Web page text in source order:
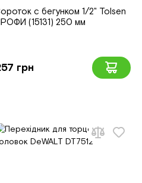
с бегунком 1/2" Tolsen
(15131) 250 мм
грн